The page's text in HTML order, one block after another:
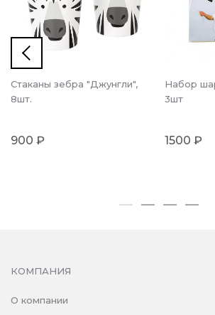
Стаканы зебра "Джунгли",
8шт.
900 ₽
Набор
3шт
1500 ₽
КОМПАНИЯ
О компании